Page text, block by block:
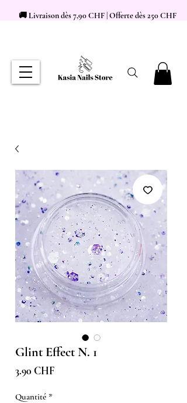
🚚 Livraison dès 7,90 CHF | Offerte dès 250 CHF
Glint Effect N. 1
3.90 CHFPrix
Quantité *